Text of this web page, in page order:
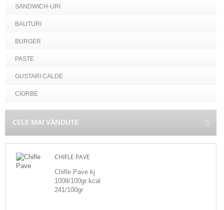
SANDWICH-URI
BAUTURI
BURGER
PASTE
GUSTARI CALDE
CIORBE
CELE MAI VÂNDUTE
CHIFLE PAVE
Chifle Pave kj
1008/100gr kcal
241/100gr